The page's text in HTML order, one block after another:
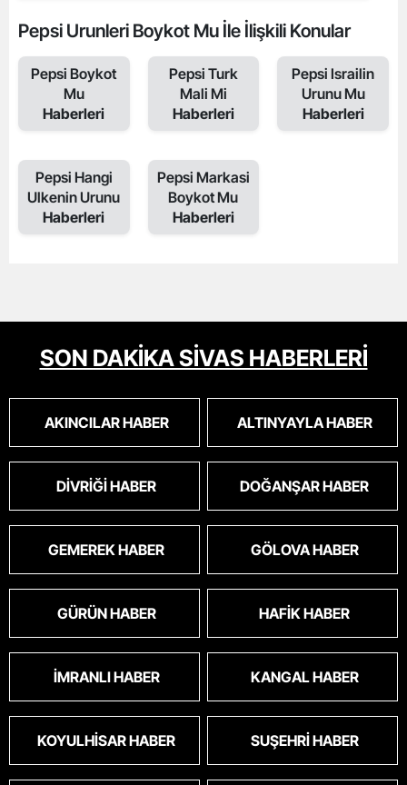
Pepsi Urunleri Boykot Mu İle İlişkili Konular
Pepsi Boykot
Mu
Haberleri
Pepsi Turk
Mali Mi
Haberleri
Pepsi Israilin
Urunu Mu
Haberleri
Pepsi Hangi
Ulkenin Urunu
Haberleri
Pepsi Markasi
Boykot Mu
Haberleri
SON DAKİKA SİVAS HABERLERİ
AKINCILAR HABER ALTINYAYLA HABER
DIVRIĞI HABER DOĞANŞAR HABER
GEMEREK HABER GÖLOVA HABER
GÜRÜN HABER HAFIK HABER
İMRANLI HABER KANGAL HABER
KOYULHISAR HABER SUŞEHRI HABER